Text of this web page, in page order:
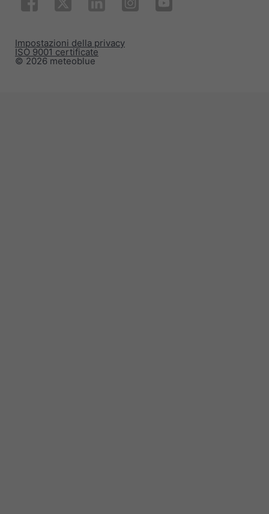
© 2026 meteoblue
ISO 9001 certificate
Impostazioni della privacy